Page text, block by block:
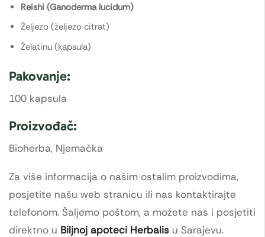
Reishi (Ganoderma lucidum)
Željezo (željezo citrat)
Želatinu (kapsula)
Pakovanje:
100 kapsula
Proizvođač:
Bioherba, Njemačka
Za više informacija o našim ostalim proizvodima,
posjetite našu web stranicu ili nas kontaktirajte
telefonom. Šaljemo poštom, a možete nas i posjetiti
direktno u Biljnoj apoteci Herbalis u Sarajevu.